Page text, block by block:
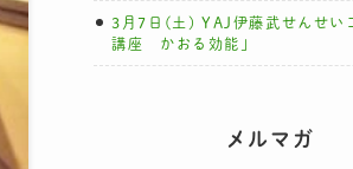
3月7日(土) YAJ伊藤武せんせい
講座 かおる効能」
メルマガ